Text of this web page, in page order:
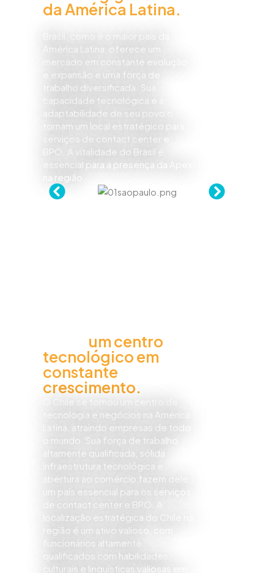
da América Latina.
Brasil, como é o maior país da
América Latina, oferece um
mercado em constante evolução
e expansão e uma força de
trabalho diversificada. Sua
capacidade tecnológica e a
adaptabilidade de seu povo o
tornam um local estratégico para
serviços de contact center e
BPO. A vitalidade do Brasil é
essencial para a presença da Apex
na região.
um centro
tecnológico em
constante
crescimento.
tecnologia e negócios na América
Latina, atraindo empresas de todo
o mundo. Sua força de trabalho
altamente qualificada, sólida
infraestrutura tecnológica e
abertura ao comércio fazem dele
um país essencial para os serviços
de contact center e BPO. A
localização estratégica do Chile na
região é um ativo valioso, com
funcionários altamente
qualificados com habilidades
culturais e linguísticas valiosas em